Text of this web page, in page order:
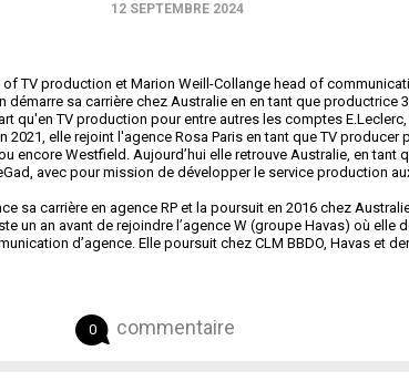
12 SEPTEMBRE 2024
TV production et Marion Weill-Collange head of
démarre sa carrière chez Australie en en tant que productrice
qu'en TV production pour entre autres les comptes E.Leclerc,
2021, elle rejoint l'agence Rosa Paris en tant que TV producer
encore Westfield. Aujourd’hui elle retrouve Australie, en tant
avec pour mission de développer le service production
sa carrière en agence RP et la poursuit en 2016 chez
un an avant de rejoindre l’agence W (groupe Havas) où elle
d’agence. Elle poursuit chez CLM BBDO, Havas et
0 commentaire